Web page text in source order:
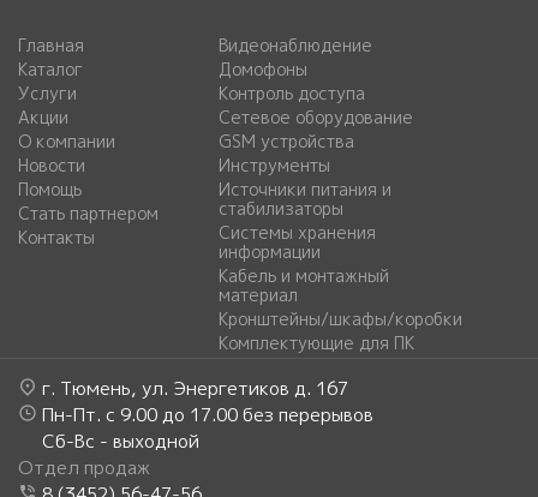
Главная
Каталог
Услуги
Акции
О компании
Новости
Помощь
Стать партнером
Контакты
Видеонаблюдение
Домофоны
Контроль доступа
Сетевое оборудование
GSM устройства
Инструменты
Источники питания и
стабилизаторы
Системы хранения
информации
Кабель и монтажный
материал
Кронштейны/шкафы/коробки
Комплектующие для ПК
г. Тюмень, ул. Энергетиков д. 167
Пн-Пт. с 9.00 до 17.00 без перерывов
Сб-Вс - выходной
Отдел продаж